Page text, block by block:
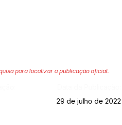
para localizar a publicação oficial.
29 de julho de 2022